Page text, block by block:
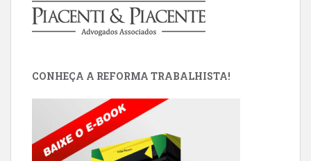
CONHEÇA A REFORMA TRABALHISTA!